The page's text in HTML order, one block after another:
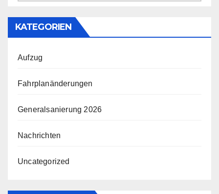
KATEGORIEN
Aufzug
Fahrplanänderungen
Generalsanierung 2026
Nachrichten
Uncategorized